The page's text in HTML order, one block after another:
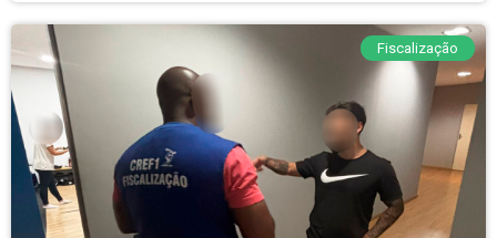
Fiscalização